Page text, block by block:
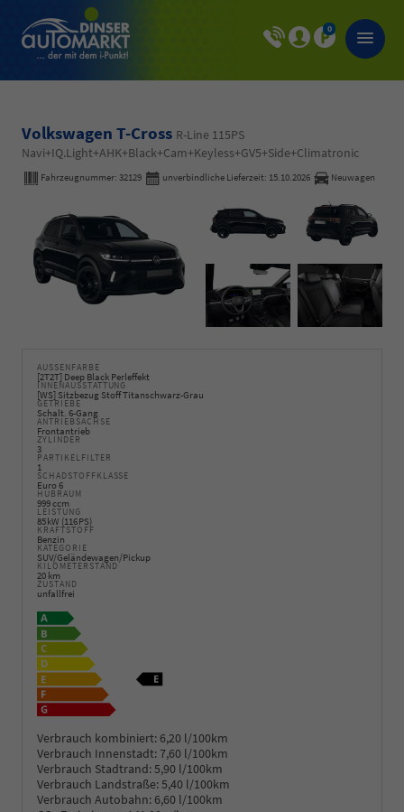
0
Volkswagen T-Cross R-Line 115PS
Navi+IQ.Light+AHK+Black+Cam+Keyless+GV5+Side+Climatronic
Fahrzeugnummer: 32129 unverbindliche Lieferzeit: 15.10.2026 Neuwagen
AUSSENFARBE
[2T2T] Deep Black Perleffekt
INNENAUSSTATTUNG
[WS] Sitzbezug Stoff Titanschwarz-Grau
GETRIEBE
Schalt. 6-Gang
ANTRIEBSACHSE
Frontantrieb
ZYLINDER
3
PARTIKELFILTER
1
SCHADSTOFFKLASSE
Euro 6
HUBRAUM
999 ccm
LEISTUNG
85 kW (116 PS)
KRAFTSTOFF
Benzin
KATEGORIE
SUV/Geländewagen/Pickup
KILOMETERSTAND
20 km
ZUSTAND
unfallfrei
Verbrauch kombiniert: 6,20 l/100km
Verbrauch Innenstadt:7,60 l/100km
Verbrauch Stadtrand:5,90 l/100km
Verbrauch Landstraße:5,40 l/100km
Verbrauch Autobahn: 6,60 l/100km